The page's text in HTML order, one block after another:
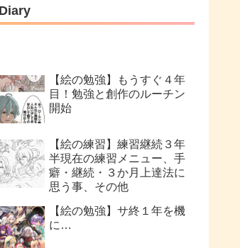
【絵の勉強】もうすぐ４年
目！勉強と創作のルーチン
開始
【絵の練習】練習継続３年
半現在の練習メニュー、手
癖・継続・３か月上達法に
思う事、その他
【絵の勉強】サ終１年を機
に…